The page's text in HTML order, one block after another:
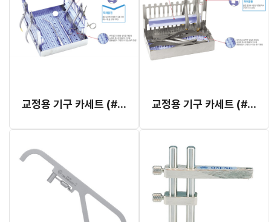
교정용 기구 카세트 (#EFCCN3) 교정용 기구 카세트 (#EFCCN4)